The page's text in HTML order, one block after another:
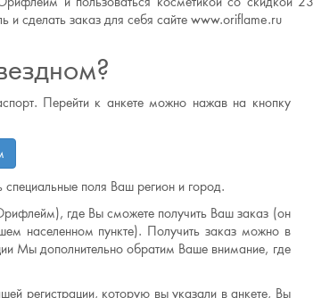
и сделать заказ для себя сайте www.oriflame.ru
Перейти к анкете можно нажав на кнопку
поля Ваш регион и город.
где Вы сможете получить Ваш заказ (он
населенном пункте). Получить заказ можно в
Мы дополнительно обратим Ваше внимание, где
регистрации, которую вы указали в анкете, Вы